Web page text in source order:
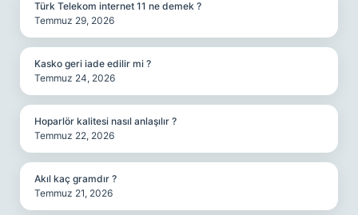
Türk Telekom internet 11 ne demek ?
Temmuz 29, 2026
Kasko geri iade edilir mi ?
Temmuz 24, 2026
Hoparlör kalitesi nasıl anlaşılır ?
Temmuz 22, 2026
Akıl kaç gramdır ?
Temmuz 21, 2026